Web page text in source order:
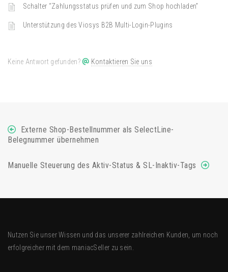
Schalter “Zahlungsstatus prüfen und zum Shop hochladen”
Unterstützung des Viosys B2B Multi-Login-Plugins
Keine Antwort gefunden? Kontaktieren Sie uns
Externe Shop-Bestellnummer als SelectLine-
Belegnummer übernehmen
Manuelle Steuerung des Aktiv-Status & SL-Inaktiv-Tags
Nutzen Sie unser Wissen und das unserer zahlreichen Kunden, um noch
erfolgreicher mit dem maniacSeller zu sein.